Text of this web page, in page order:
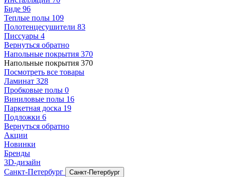
Биде 96
Теплые полы 109
Полотенцесушители 83
Писсуары 4
Вернуться обратно
Напольные покрытия 370
Напольные покрытия 370
Посмотреть все товары
Ламинат 328
Пробковые полы 0
Виниловые полы 16
Паркетная доска 19
Подложки 6
Вернуться обратно
Акции
Новинки
Бренды
3D-дизайн
Санкт-Петербург
Санкт-Петербург